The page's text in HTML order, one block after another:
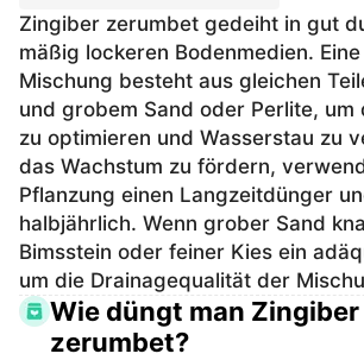
Zingiber zerumbet gedeiht in gut
mäßig lockeren Bodenmedien.
Mischung besteht aus gleichen
und grobem Sand oder Perlite, um
zu optimieren und Wasserstau zu
das Wachstum zu fördern,
Pflanzung einen Langzeitdünger
halbjährlich. Wenn grober Sand
Bimsstein oder feiner Kies ein
um die Drainagequalität der
Wie düngt man Zingiber
zerumbet?